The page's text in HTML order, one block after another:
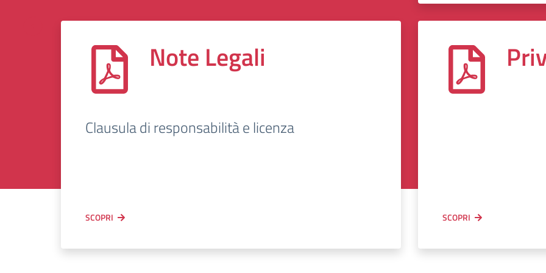
Note Legali
Clausula di responsabilità e licenza
SCOPRI SCOPRI